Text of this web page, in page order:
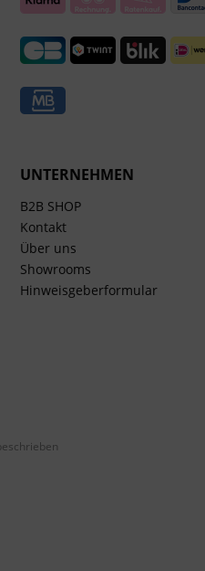
UNTERNEHMEN
B2B SHOP
Kontakt
Über uns
Showrooms
Hinweisgeberformular